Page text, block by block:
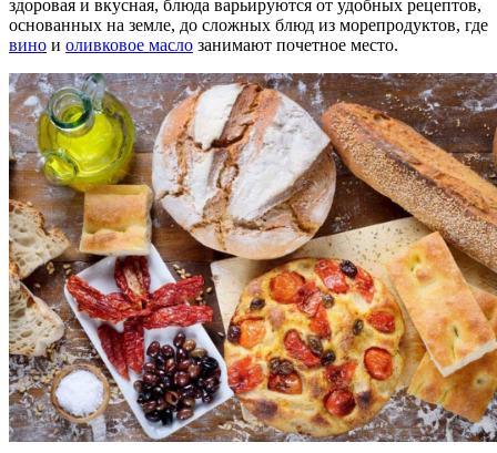
здоровая и вкусная, блюда варьируются от удобных рецептов,
основанных на земле, до сложных блюд из морепродуктов, где
вино и оливковое масло занимают почетное место.